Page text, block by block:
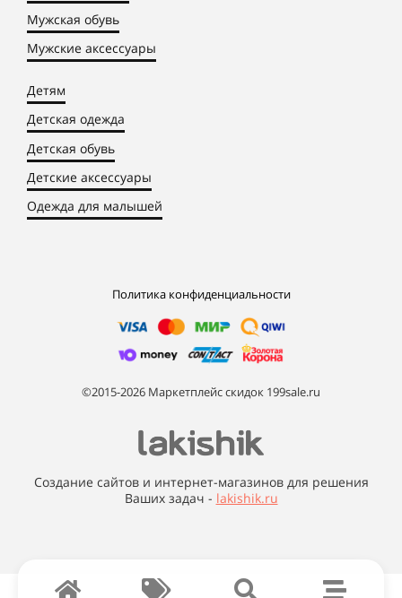
Мужская обувь
Мужские аксессуары
Детям
Детская одежда
Детская обувь
Детские аксессуары
Одежда для малышей
Политика конфиденциальности
©2015-2026 Маркетплейс скидок 199sale.ru
Создание сайтов и интернет-магазинов для решения
Ваших задач - lakishik.ru